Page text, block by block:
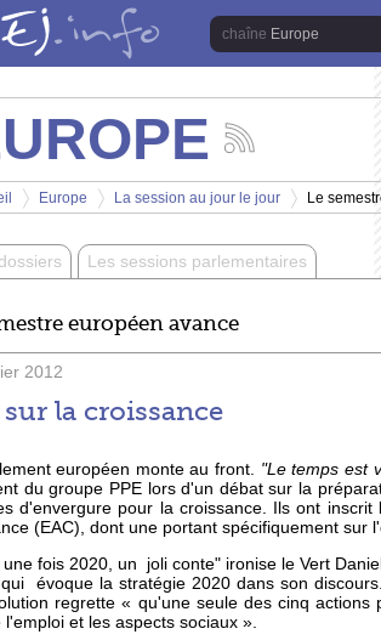
Europe
les
actualités
de
chaîne
Europe
>
Europe
>
La session au jour le jour
>
Le
Les sessions parlementaires
européen avance
2012
sur la croissance
européen monte au front. "Le temps est
du groupe PPE lors d'un débat sur la
d'envergure pour la croissance. Ils ont
(EAC), dont une portant spécifiquement sur
une fois 2020, un joli conte" ironise le Vert
évoque la stratégie 2020 dans son
regrette « qu'une seule des cinq
l'emploi et les aspects sociaux ».